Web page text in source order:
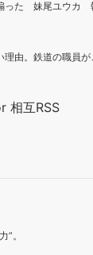
った 妹尾ユウカ
理由。鉄道の職員が
相互RSS
”。